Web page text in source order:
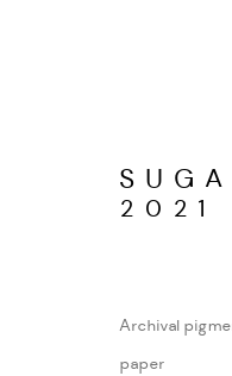
2021
Archival
paper